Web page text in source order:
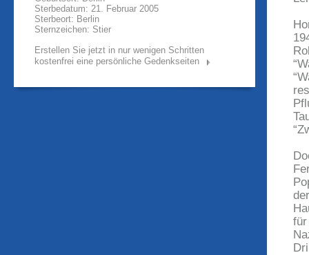
Sterbedatum: 21. Februar 2005
Sterbeort: Berlin
Sternzeichen: Stier
Erstellen Sie jetzt in nur wenigen Schritten
kostenfrei eine persönliche Gedenkseiten